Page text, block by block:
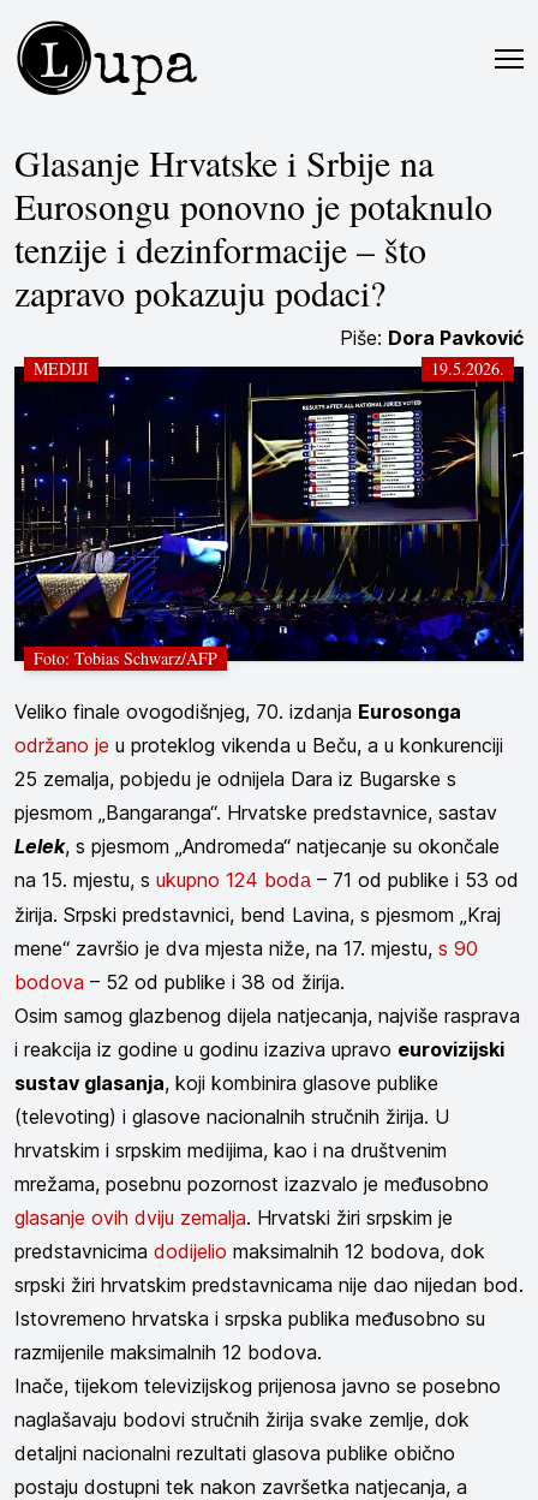
Lupa
Glasanje Hrvatske i Srbije na
Eurosongu ponovno je potaknulo
tenzije i dezinformacije – što
zapravo pokazuju podaci?
Piše: Dora Pavković
MEDIJI 19.5.2026.
Foto: Tobias Schwarz/AFP
Veliko finale ovogodišnjeg, 70. izdanja Eurosonga
održano je u proteklog vikenda u Beču, a u konkurenciji
25 zemalja, pobjedu je odnijela Dara iz Bugarske s
pjesmom „Bangaranga“. Hrvatske predstavnice, sastav
Lelek, s pjesmom „Andromeda“ natjecanje su okončale
na 15. mjestu, s ukupno 124 boda – 71 od publike i 53 od
žirija. Srpski predstavnici, bend Lavina, s pjesmom „Kraj
mene“ završio je dva mjesta niže, na 17. mjestu, s 90
bodova – 52 od publike i 38 od žirija.
Osim samog glazbenog dijela natjecanja, najviše rasprava
i reakcija iz godine u godinu izaziva upravo eurovizijski
sustav glasanja, koji kombinira glasove publike
(televoting) i glasove nacionalnih stručnih žirija. U
hrvatskim i srpskim medijima, kao i na društvenim
mrežama, posebnu pozornost izazvalo je međusobno
glasanje ovih dviju zemalja. Hrvatski žiri srpskim je
predstavnicima dodijelio maksimalnih 12 bodova, dok
srpski žiri hrvatskim predstavnicama nije dao nijedan bod.
Istovremeno hrvatska i srpska publika međusobno su
razmijenile maksimalnih 12 bodova.
Inače, tijekom televizijskog prijenosa javno se posebno
naglašavaju bodovi stručnih žirija svake zemlje, dok
detaljni nacionalni rezultati glasova publike obično
postaju dostupni tek nakon završetka natjecanja, a